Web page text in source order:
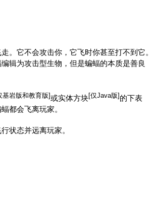
。它不会攻击你，它飞时你甚至打不到它。
辑为攻击型生物，但是蝙蝠的本质是善良
基岩版和教育版] 或实体方块 [仅Java版] 的下表
都会飞离玩家。
状态并远离玩家。